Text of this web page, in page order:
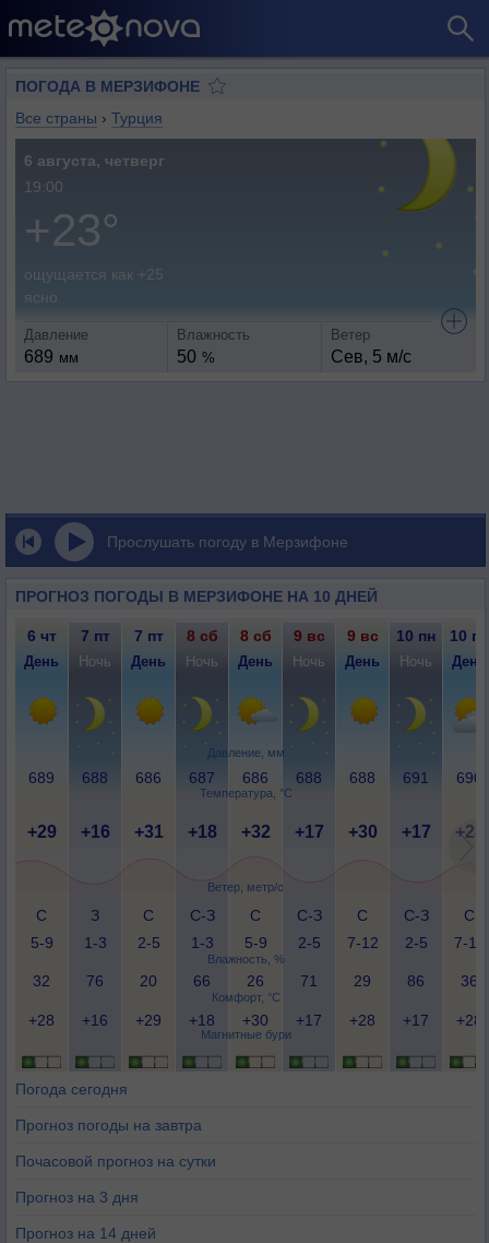
ПОГОДА В МЕРЗИФОНЕ
Все страны › Турция
6 августа, четверг
19:00
+23°
ощущается как +25
ясно
Давление
689 мм
Влажность
50 %
Ветер
Сев, 5 м/с
Прослушать погоду в Мерзифоне
ПРОГНОЗ ПОГОДЫ В МЕРЗИФОНЕ НА 10 ДНЕЙ
Давление, мм
Температура, °C
Ветер, метр/с
Влажность, %
Комфорт, °C
Магнитные бури
6 чт 7 пт 7 пт 8 сб 8 сб 9 вс 9 вс 10 пн 10 пн
День Ночь День Ночь День Ночь День Ночь День
689 688 686 687 686 688 688 691 690
+29 +16 +31 +18 +32 +17 +30 +17 +28
С
5-9
З
1-3
С
2-5
С-З
1-3
С
5-9
С-З
2-5
С
7-12
С-З
2-5
С
7-12
32 76 20 66 26 71 29 86 36
+28 +16 +29 +18 +30 +17 +28 +17 +28
Погода сегодня
Прогноз погоды на завтра
Почасовой прогноз на сутки
Прогноз на 3 дня
Прогноз на 14 дней